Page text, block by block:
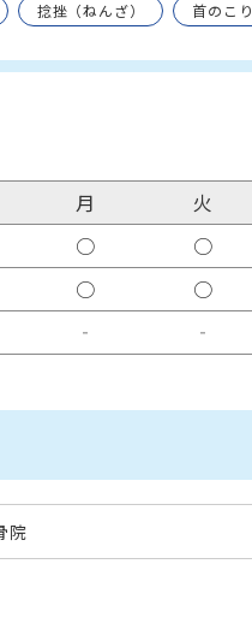
捻挫（ねんざ） 首のこり
月 火
○ ○
○ ○
‐ ‐
院